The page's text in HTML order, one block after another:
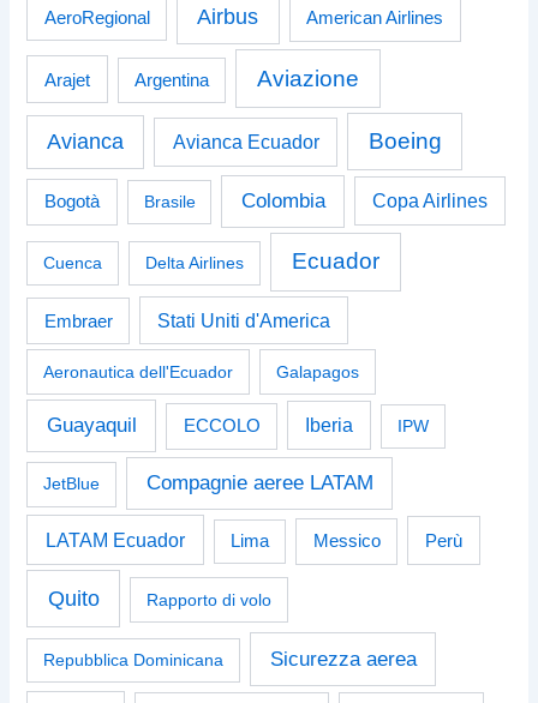
AeroRegional Airbus American Airlines
Arajet Argentina Aviazione
Avianca Avianca Ecuador Boeing
Bogotà Brasile Colombia Copa Airlines
Cuenca Delta Airlines Ecuador
Embraer Stati Uniti d'America
Aeronautica dell'Ecuador Galapagos
Guayaquil ECCOLO Iberia IPW
JetBlue Compagnie aeree LATAM
LATAM Ecuador Lima Messico Perù
Quito Rapporto di volo
Repubblica Dominicana Sicurezza aerea